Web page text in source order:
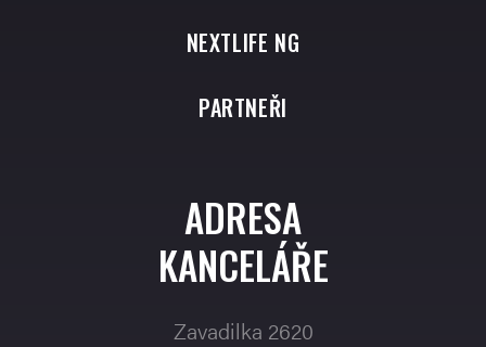
NEXTLIFE NG
PARTNEŘI
ADRESA
KANCELÁŘE
Zavadilka 2620